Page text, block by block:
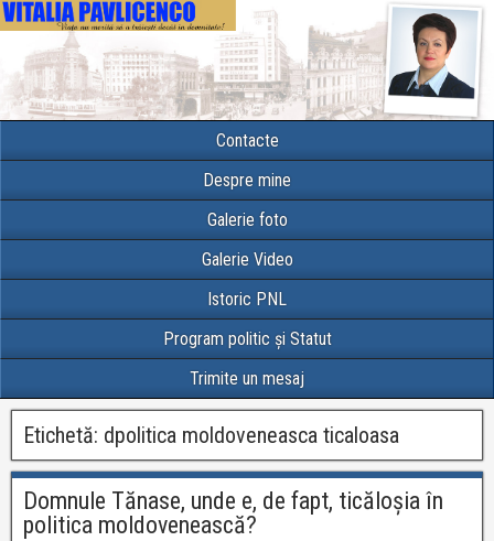
Contacte
Despre mine
Galerie foto
Galerie Video
Istoric PNL
Program politic și Statut
Trimite un mesaj
Etichetă: dpolitica moldoveneasca ticaloasa
Domnule Tănase, unde e, de fapt, ticăloşia în
politica moldovenească?